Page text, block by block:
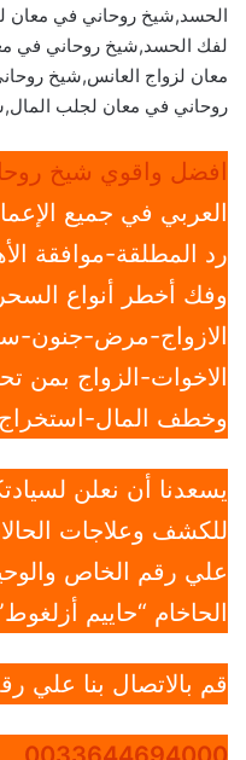
الحسد,شيخ روحاني في معان
لفك الحسد,شيخ روحاني في
معان لزواج العانس,شيخ
روحاني في معان لجلب
افضل واقوي شيخ
العربي في جميع
رد المطلقة-موافقة
وفك أخطر أنواع
الازواج-مرض-جنون-
الاخوات-الزواج بمن
وخطف المال-استخراج
يسعدنا أن نعلن
للكشف وعلاجات
علي رقم الخاص
الحاخام “حاييم
قم بالاتصال بنا علي